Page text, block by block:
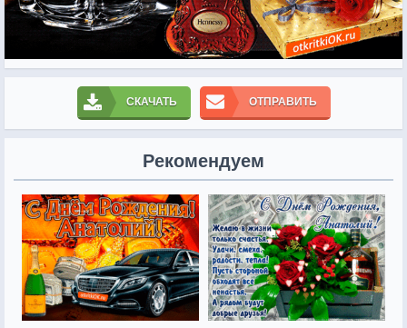
СКАЧАТЬ ОТПРАВИТЬ
Рекомендуем